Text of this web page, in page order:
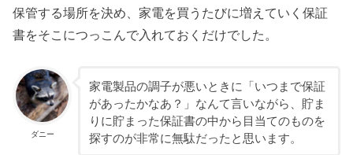
保管する場所を決め、家電を買うたびに増えていく保証
書をそこにつっこんで入れておくだけでした。
ダニー
家電製品の調子が悪いときに「いつまで保証
があったかなあ？」なんて言いながら、貯ま
りに貯まった保証書の中から目当てのものを
探すのが非常に無駄だったと思います。